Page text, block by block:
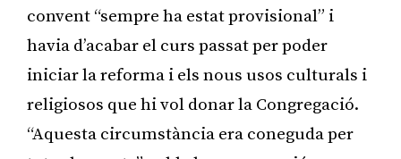
convent “sempre ha estat provisional” i
havia d’acabar el curs passat per poder
iniciar la reforma i els nous usos culturals i
religiosos que hi vol donar la Congregació.
“Aquesta circumstància era coneguda per